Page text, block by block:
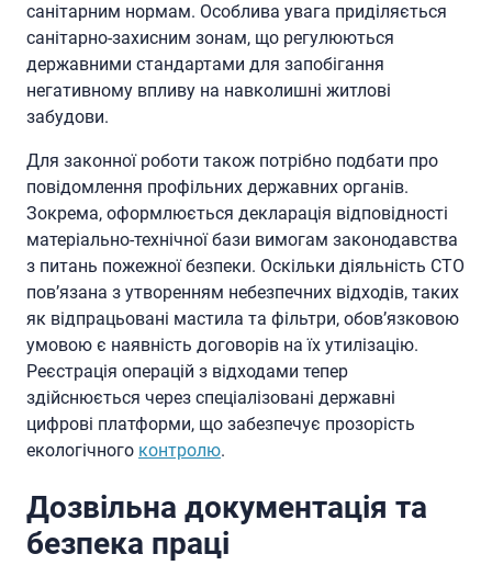
санітарним нормам. Особлива увага приділяється
санітарно-захисним зонам, що регулюються
державними стандартами для запобігання
негативному впливу на навколишні житлові
забудови.
Для законної роботи також потрібно подбати про
повідомлення профільних державних органів.
Зокрема, оформлюється декларація відповідності
матеріально-технічної бази вимогам законодавства
з питань пожежної безпеки. Оскільки діяльність СТО
пов’язана з утворенням небезпечних відходів, таких
як відпрацьовані мастила та фільтри, обов’язковою
умовою є наявність договорів на їх утилізацію.
Реєстрація операцій з відходами тепер
здійснюється через спеціалізовані державні
цифрові платформи, що забезпечує прозорість
екологічного контролю.
Дозвільна документація та
безпека праці